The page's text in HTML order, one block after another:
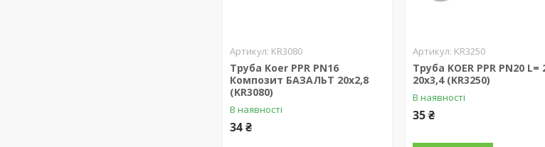
KR3080
Труба Koer PPR PN16
Композит БАЗАЛЬТ 20х2,8
(KR3080)
В наявності
34 ₴
KR3250
Труба KOER PPR PN20 L=
20х3,4 (KR3250)
В наявності
35 ₴